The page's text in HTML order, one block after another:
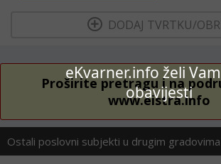
eKvarner.info želi
obavijesti
DODAJ TVRTKU/
Proširite pretragu i na
www.eistra.info
Ostali poslovni subjekti u drugim